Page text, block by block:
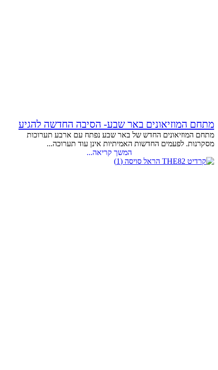
מתחם המוזיאונים באר שבע- הסיבה החדשה להגיע
מתחם המוזיאונים החדש של באר שבע נפתח עם ארבע תערוכות
מסקרנות. לפעמים החדשות האמיתיות אינן עוד תערוכה...
המשך קריאה...